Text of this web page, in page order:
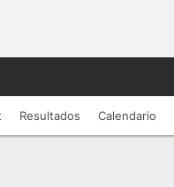
Resultados Calendario